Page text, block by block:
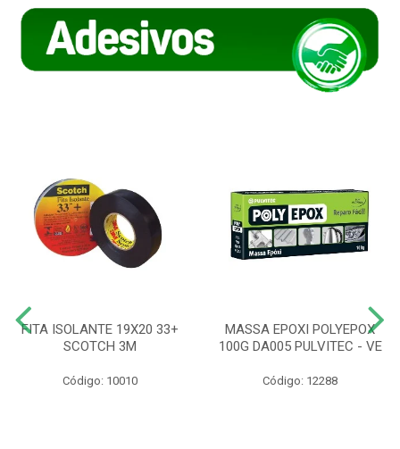
FITA ISOLANTE 19X20 33+
SCOTCH 3M
Código: 10010
MASSA EPOXI POLYEPOX
100G DA005 PULVITEC - VE
Código: 12288